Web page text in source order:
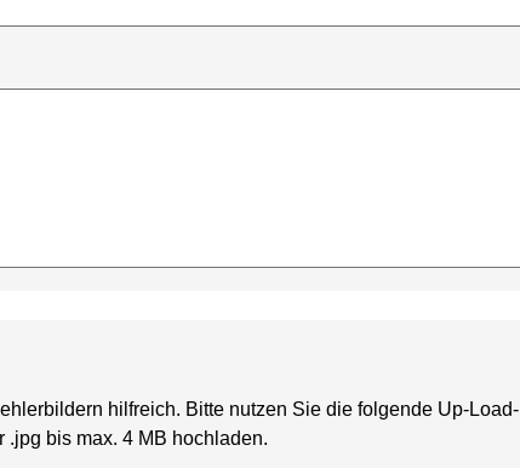
hilfreich. Bitte nutzen Sie die folgende Up-Load-
bis max. 4 MB hochladen.